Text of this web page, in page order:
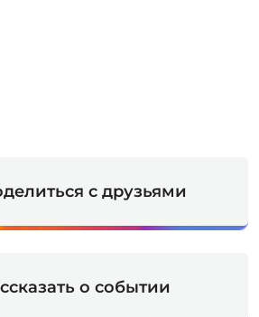
с друзьями
о событии